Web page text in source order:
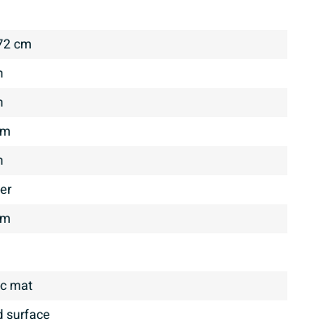
cm
mat
surface